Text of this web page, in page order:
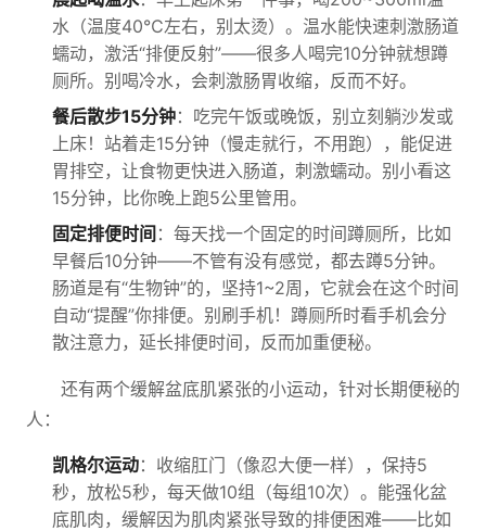
水（温度40℃左右，别太烫）。温水能快速刺激肠道
蠕动，激活“排便反射”——很多人喝完10分钟就想蹲
厕所。别喝冷水，会刺激肠胃收缩，反而不好。
餐后散步15分钟：吃完午饭或晚饭，别立刻躺沙发或
上床！站着走15分钟（慢走就行，不用跑），能促进
胃排空，让食物更快进入肠道，刺激蠕动。别小看这
15分钟，比你晚上跑5公里管用。
固定排便时间 ：每天找一个固定的时间蹲厕所，比如
早餐后10分钟——不管有没有感觉，都去蹲5分钟。
肠道是有“生物钟”的，坚持1~2周，它就会在这个时间
自动“提醒”你排便。别刷手机！蹲厕所时看手机会分
散注意力，延长排便时间，反而加重便秘。
还有两个缓解盆底肌紧张的小运动，针对长期便秘的
人：
凯格尔运动：收缩肛门（像忍大便一样），保持5
秒，放松5秒，每天做10组（每组10次）。能强化盆
底肌肉，缓解因为肌肉紧张导致的排便困难——比如